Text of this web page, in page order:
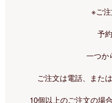
※ご
予
一つか
ご注文は電話、また
10個以上のご注文の場